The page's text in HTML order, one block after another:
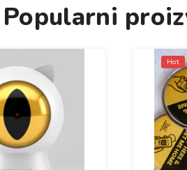
Popularni
Hot